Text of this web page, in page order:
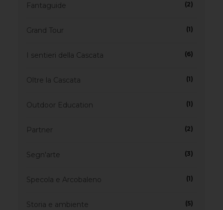
Fantaguide (2)
Grand Tour (1)
I sentieri della Cascata (6)
Oltre la Cascata (1)
Outdoor Education (1)
Partner (2)
Segn'arte (3)
Specola e Arcobaleno (1)
Storia e ambiente (5)